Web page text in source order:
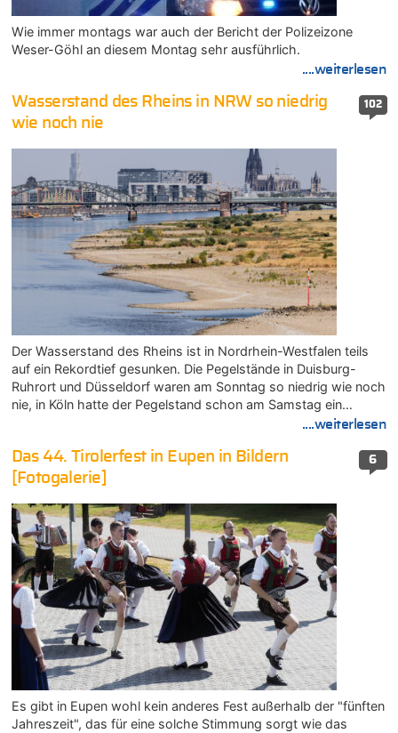
Wie immer montags war auch der Bericht der Polizeizone
Weser-Göhl an diesem Montag sehr ausführlich.
....weiterlesen
102
Wasserstand des Rheins in NRW so niedrig
wie noch nie
Der Wasserstand des Rheins ist in Nordrhein-Westfalen teils
auf ein Rekordtief gesunken. Die Pegelstände in Duisburg-
Ruhrort und Düsseldorf waren am Sonntag so niedrig wie noch
nie, in Köln hatte der Pegelstand schon am Samstag ein…
....weiterlesen
6
Das 44. Tirolerfest in Eupen in Bildern
[Fotogalerie]
Es gibt in Eupen wohl kein anderes Fest außerhalb der "fünften
Jahreszeit", das für eine solche Stimmung sorgt wie das